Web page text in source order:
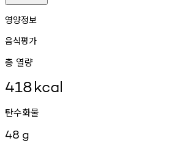
영양정보
음식평가
총 열량
418kcal
탄수화물
48 g